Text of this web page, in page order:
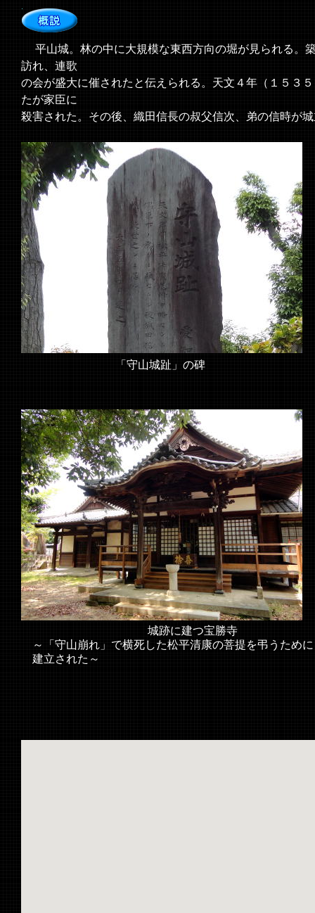
城跡に建つ宝勝寺
～「守山崩れ」で横死した松平清康の菩提を弔うために
建立された～
平山城。林の中に大規模な東西方向の堀が見られる。
訪れ、連歌
の会が盛大に催されたと伝えられる。天文４年（１５３
たが家臣に
殺害された。その後、織田信長の叔父信次、弟の信時が
＜現地案内板より＞
「守山城趾」の碑